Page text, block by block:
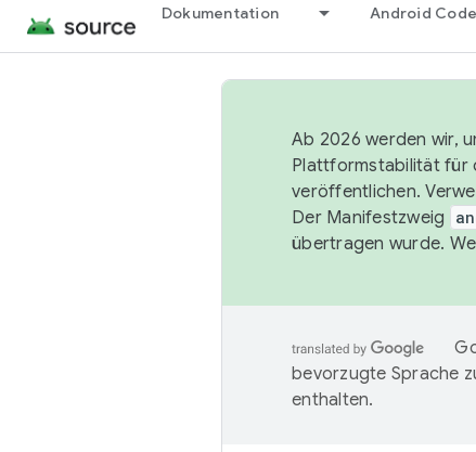
Dokumentation Android
Ab 2026 werden wir,
Plattformstabilität für
veröffentlichen.
Der Manifestzweig
übertragen wurde.
bevorzugte Sprache
enthalten.